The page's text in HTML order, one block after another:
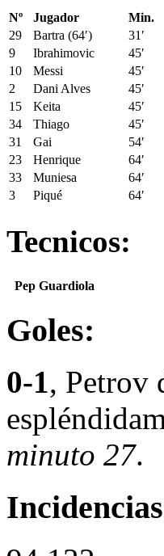
Nº Jugador Min.
29
Bartra (64′) 31′
9
Ibrahimovic 45′
10
Messi 45′
2
Dani Alves 45′
15
Keita 45′
34
Thiago
45′
31
Gai
54′
23
Henrique
64′
33
Muniesa
64′
3
Piqué 64′
Tecnicos:
Pep Guardiola
Goles:
0-1, Petrov
minuto 27.